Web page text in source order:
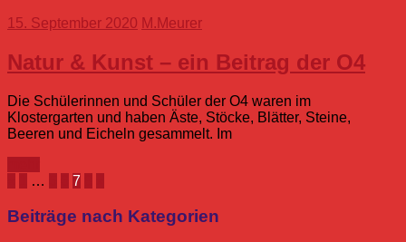
15. September 2020 M.Meurer
Natur & Kunst – ein Beitrag der O4
Die Schülerinnen und Schüler der O4 waren im
Klostergarten und haben Äste, Stöcke, Blätter, Steine,
Beeren und Eicheln gesammelt. Im
Seitennummerierung
der
Vorherige
… 7
Beiträge nach Kategorien